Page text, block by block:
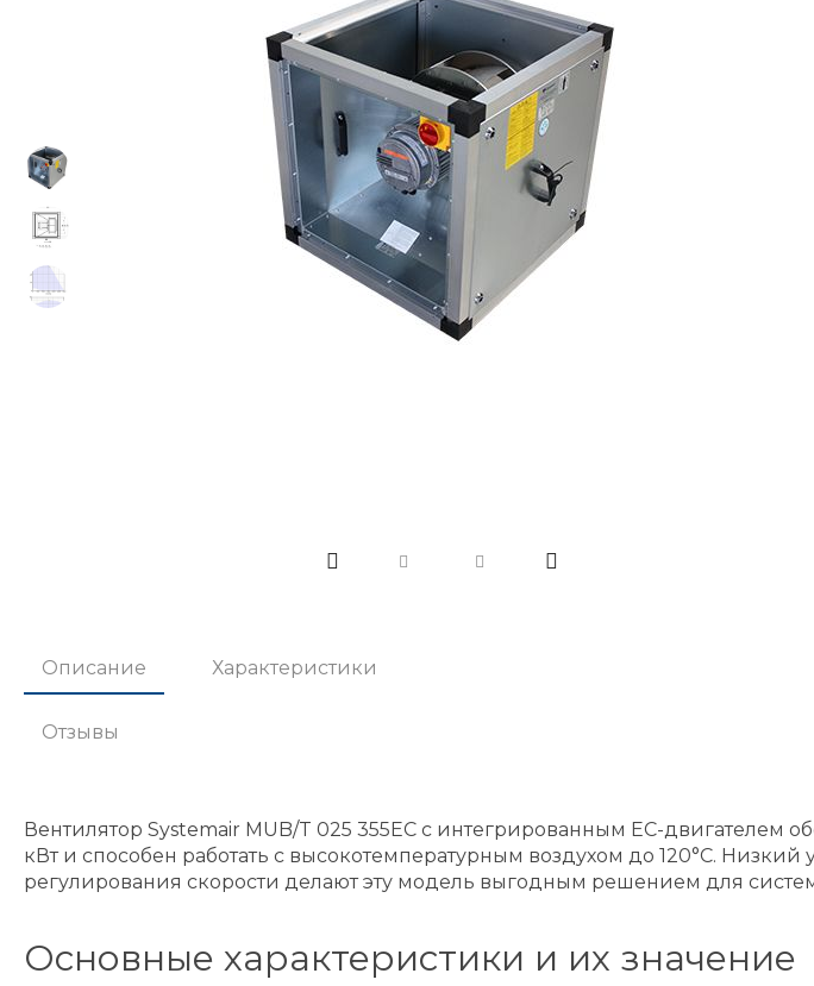
Описание Характеристики
Отзывы
Вентилятор Systemair MUB/T 025 355EC с интегрированным ЕС-двигателем
кВт и способен работать с высокотемпературным воздухом до 120°C.
регулирования скорости делают эту модель выгодным решением для
Основные характеристики и их значение